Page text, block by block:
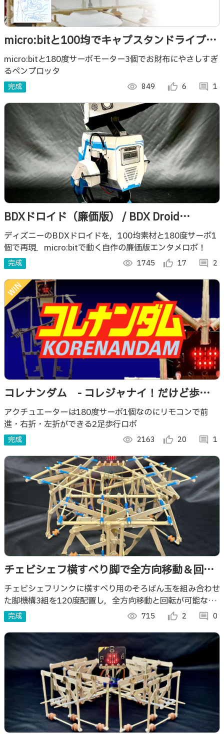
micro:bitと100均でキャプスタンドライブペ
ンプロッタ
micro:bitと180度サーボモーター3個でお財布にやさしすぎ
るペンプロッタ
完成 visibility 849 thumb_up_alt 6 comment 1
BDXドロイド（廉価版） / BDX Droid
(Budget Version)
ディズニーのBDXドロイドを，100均素材と180度サーボ1
個で再現．micro:bitで動く自作の廉価版エンタメロボ！
完成 visibility 1745 thumb_up_alt 17 comment 2
コレナンダム - コレジャナイ！だけど歩
く．驚異の100均戦闘ロボ -
アクチュエーターは180度サーボ1個なのにリモコンで前
進・右折・左折ができる2足歩行ロボ
完成 visibility 2163 thumb_up_alt 20 comment 1
チェビシェフ横すべり脚で全方向移動＆回転
ロボ
チェビシェフリンクに横すべり用のそろばん玉を組み合わせ
た脚機構3組を120度配置し，全方向移動と回転が可能なロ
ボを作りました
完成 visibility 715 thumb_up_alt 2 comment 0